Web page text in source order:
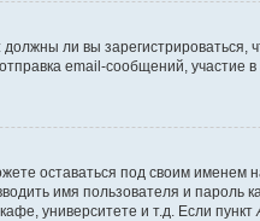
ли вы
email-сообщений, участие в
оставаться под своим именем
имя пользователя и
университете и т.д. Если пункт